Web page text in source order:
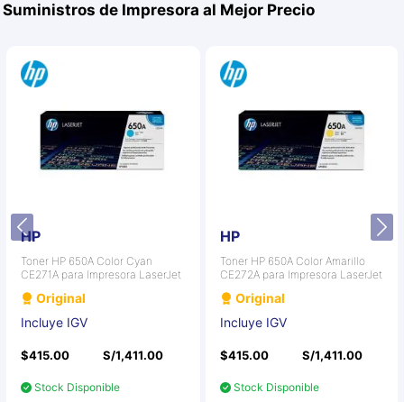
Suministros de Impresora al Mejor Precio
HP
Toner HP 650A Color Cyan
CE271A para Impresora LaserJet
Original
Incluye IGV
$415.00 S/1,411.00
Stock Disponible
HP
Toner HP 650A Color Amarillo
CE272A para Impresora LaserJet
Original
Incluye IGV
$415.00 S/1,411.00
Stock Disponible